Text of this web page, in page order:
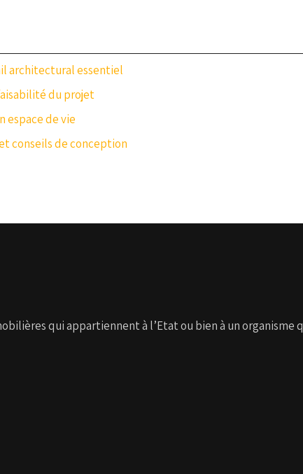
architectural essentiel
du projet
espace de vie
conseils de conception
qui appartiennent à l’Etat ou bien à un organisme